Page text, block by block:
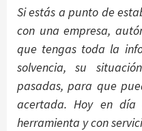
Si estás a punto de
con una empresa,
que tengas toda la
solvencia, su
pasadas, para que
acertada. Hoy en
herramienta y con